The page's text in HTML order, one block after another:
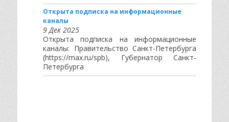
Открыта подписка на информационные
каналы
9 Дек 2025
Открыта подписка на информационные
каналы: Правительство Санкт-Петербурга
(https://max.ru/spb), Губернатор Санкт-
Петербурга